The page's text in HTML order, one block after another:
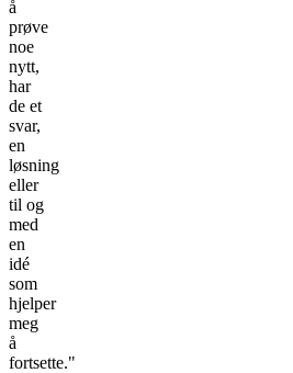
å
prøve
noe
nytt,
har
de et
svar,
en
løsning
eller
til og
med
en
idé
som
hjelper
meg
å
fortsette."